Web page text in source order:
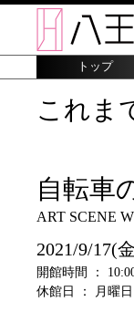
トップ
これま
自転車
ART SCENE
2021/9/17(
開館時間 ：
休館日 ： 月曜